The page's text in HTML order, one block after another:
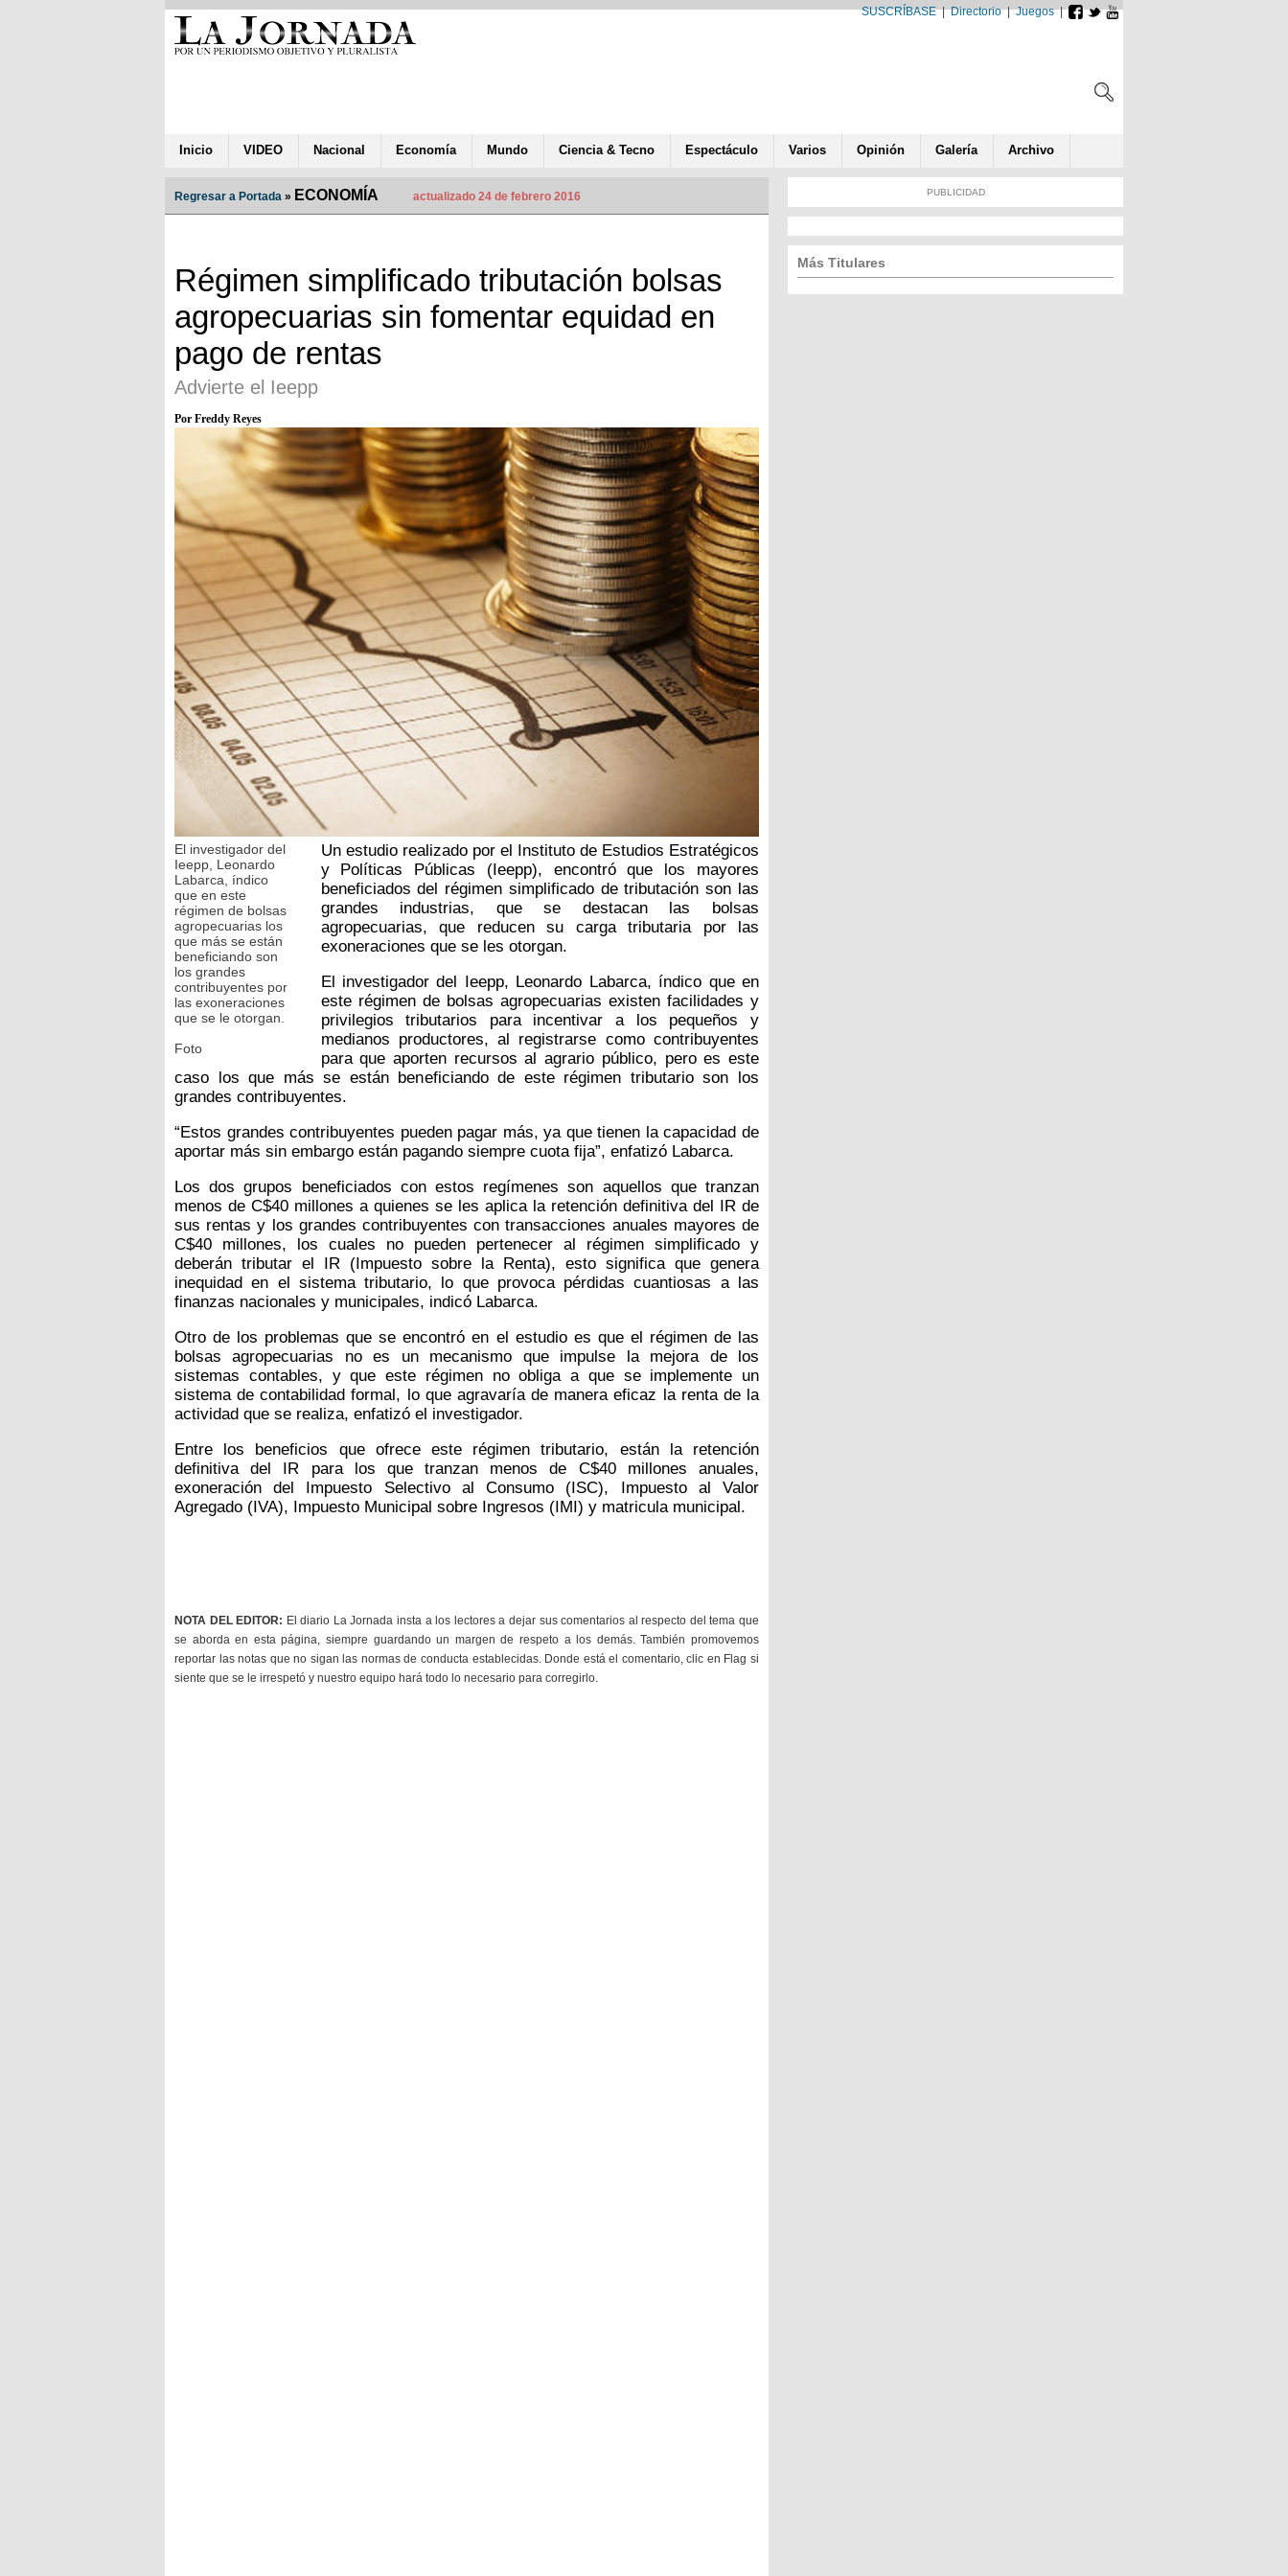
SUSCRÍBASE|Directorio|Juegos|
Inicio VIDEO Nacional Economía Mundo Ciencia & Tecno Espectáculo Varios Opinión Galería Archivo
Regresar a Portada » ECONOMÍA actualizado 24 de febrero 2016
Régimen simplificado tributación bolsas
agropecuarias sin fomentar equidad en
pago de rentas
Advierte el Ieepp
Por Freddy Reyes
El investigador del
Ieepp, Leonardo
Labarca, índico
que en este
régimen de bolsas
agropecuarias los
que más se están
beneficiando son
los grandes
contribuyentes por
las exoneraciones
que se le otorgan.
Foto
Un estudio realizado por el Instituto de Estudios Estratégicos
y Políticas Públicas (Ieepp), encontró que los mayores
beneficiados del régimen simplificado de tributación son las
grandes industrias, que se destacan las bolsas
agropecuarias, que reducen su carga tributaria por las
exoneraciones que se les otorgan.
El investigador del Ieepp, Leonardo Labarca, índico que en
este régimen de bolsas agropecuarias existen facilidades y
privilegios tributarios para incentivar a los pequeños y
medianos productores, al registrarse como contribuyentes
para que aporten recursos al agrario público, pero es este
caso los que más se están beneficiando de este régimen tributario son los
grandes contribuyentes.
“Estos grandes contribuyentes pueden pagar más, ya que tienen la capacidad de
aportar más sin embargo están pagando siempre cuota fija”, enfatizó Labarca.
Los dos grupos beneficiados con estos regímenes son aquellos que tranzan
menos de C$40 millones a quienes se les aplica la retención definitiva del IR de
sus rentas y los grandes contribuyentes con transacciones anuales mayores de
C$40 millones, los cuales no pueden pertenecer al régimen simplificado y
deberán tributar el IR (Impuesto sobre la Renta), esto significa que genera
inequidad en el sistema tributario, lo que provoca pérdidas cuantiosas a las
finanzas nacionales y municipales, indicó Labarca.
Otro de los problemas que se encontró en el estudio es que el régimen de las
bolsas agropecuarias no es un mecanismo que impulse la mejora de los
sistemas contables, y que este régimen no obliga a que se implemente un
sistema de contabilidad formal, lo que agravaría de manera eficaz la renta de la
actividad que se realiza, enfatizó el investigador.
Entre los beneficios que ofrece este régimen tributario, están la retención
definitiva del IR para los que tranzan menos de C$40 millones anuales,
exoneración del Impuesto Selectivo al Consumo (ISC), Impuesto al Valor
Agregado (IVA), Impuesto Municipal sobre Ingresos (IMI) y matricula municipal.
NOTA DEL EDITOR: El diario La Jornada insta a los lectores a dejar sus comentarios al respecto del tema que
se aborda en esta página, siempre guardando un margen de respeto a los demás. También promovemos
reportar las notas que no sigan las normas de conducta establecidas. Donde está el comentario, clic en Flag si
siente que se le irrespetó y nuestro equipo hará todo lo necesario para corregirlo.
PUBLICIDAD
Más Titulares